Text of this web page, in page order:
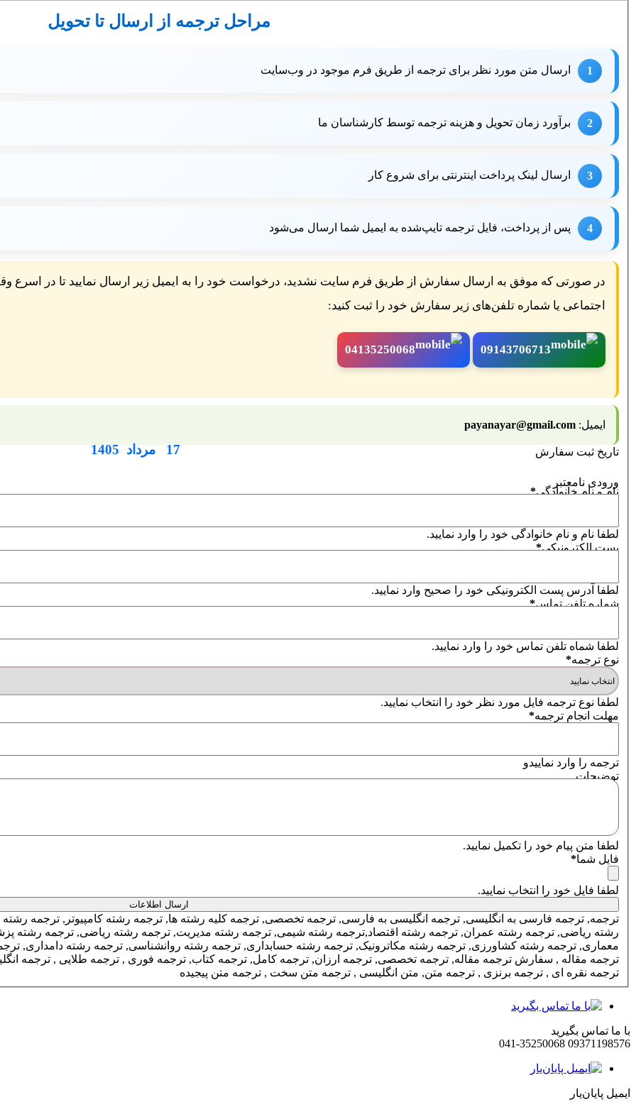
مراحل ترجمه از ارسال تا تحویل
1 ارسال متن مورد نظر برای ترجمه از طریق فرم موجود در وب‌سایت
2 برآورد زمان تحویل و هزینه ترجمه توسط کارشناسان ما
3 ارسال لینک پرداخت اینترنتی برای شروع کار
4 پس از پرداخت، فایل ترجمه تایپ‌شده به ایمیل شما ارسال می‌شود
اجتماعی یا شماره تلفن‌های زیر سفارش خود را ثبت کنید:
09143706713
04135250068
ایمیل: payanayar@gmail.com
تاریخ ثبت سفارش
ورودی نامعتبر
نام و نام خانوادگی*
لطفا نام و نام خانوادگی خود را وارد نمایید.
پست الکترونیکی*
لطفا آدرس پست الکترونیکی خود را صحیح وارد نمایید.
شماره تلفن تماس*
لطفا شماه تلفن تماس خود را وارد نمایید.
نوع ترجمه*
لطفا نوع ترجمه فایل مورد نظر خود را انتخاب نمایید.
مهلت انجام ترجمه*
ترجمه را وارد نماییدو
توضیحات
لطفا متن پیام خود را تکمیل نمایید.
فایل شما*
لطفا فایل خود را انتخاب نمایید.
ترجمه, ترجمه فارسی به انگلیسی, ترجمه انگلیسی به فارسی, ترجمه تخصصی, ترجمه کلیه رشته ها, ترجمه رشته کامپیوتر, ترجمه
ترجمه نقره ای , ترجمه برنزی , ترجمه متن, متن انگلیسی , ترجمه متن سخت , ترجمه متن پیجیده
با ما تماس بگیرید
09371198576
041-35250068
ایمیل پایان‌یار